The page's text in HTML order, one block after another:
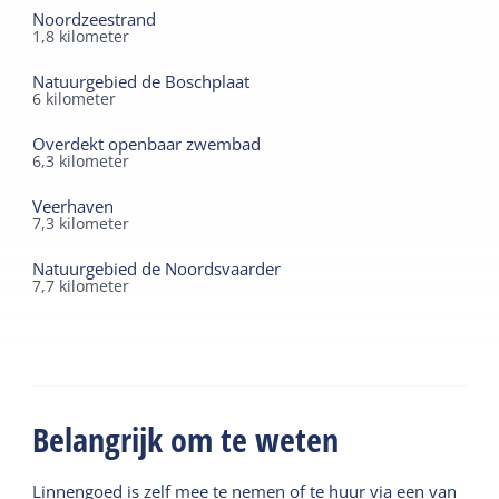
Noordzeestrand
1,8 kilometer
Natuurgebied de Boschplaat
6 kilometer
Overdekt openbaar zwembad
6,3 kilometer
Veerhaven
7,3 kilometer
Natuurgebied de Noordsvaarder
7,7 kilometer
Belangrijk om te weten
Linnengoed is zelf mee te nemen of te huur via een van